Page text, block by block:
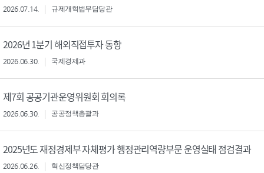
2026.07.14. 규제개혁법무담당관
2026년 1분기 해외직접투자 동향
2026.06.30. 국제경제과
제7회 공공기관운영위원회 회의록
2026.06.30. 공공정책총괄과
2025년도 재정경제부 자체평가 행정관리역량부문 운영실태 점검결과
2026.06.26. 혁신정책담당관